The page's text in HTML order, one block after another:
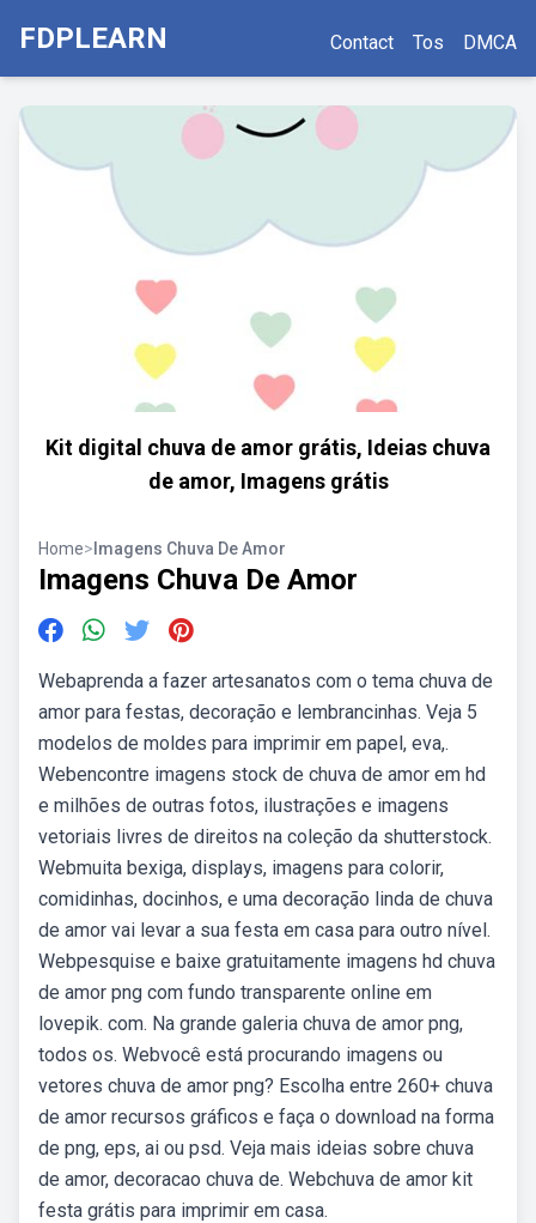
FDPLEARN Contact Tos DMCA
Kit digital chuva de amor grátis, Ideias chuva
de amor, Imagens grátis
Home> Imagens Chuva De Amor
Imagens Chuva De Amor
Webaprenda a fazer artesanatos com o tema chuva de
amor para festas, decoração e lembrancinhas. Veja 5
modelos de moldes para imprimir em papel, eva,.
Webencontre imagens stock de chuva de amor em hd
e milhões de outras fotos, ilustrações e imagens
vetoriais livres de direitos na coleção da shutterstock.
Webmuita bexiga, displays, imagens para colorir,
comidinhas, docinhos, e uma decoração linda de chuva
de amor vai levar a sua festa em casa para outro nível.
Webpesquise e baixe gratuitamente imagens hd chuva
de amor png com fundo transparente online em
lovepik. com. Na grande galeria chuva de amor png,
todos os. Webvocê está procurando imagens ou
vetores chuva de amor png? Escolha entre 260+ chuva
de amor recursos gráficos e faça o download na forma
de png, eps, ai ou psd. Veja mais ideias sobre chuva
de amor, decoracao chuva de. Webchuva de amor kit
festa grátis para imprimir em casa.